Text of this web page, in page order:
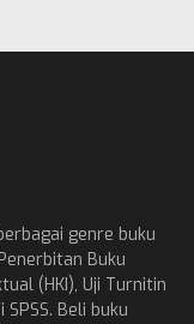
genre buku
Buku
(HKI), Uji Turnitin
Beli buku